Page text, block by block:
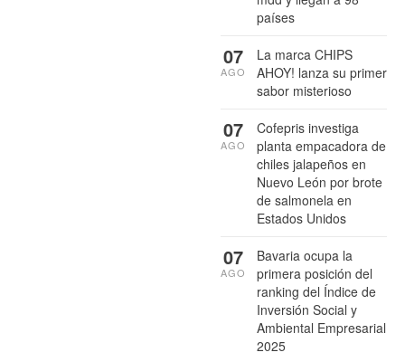
países
La marca CHIPS
AHOY! lanza su primer
sabor misterioso
07
AGO
Cofepris investiga
planta empacadora de
chiles jalapeños en
Nuevo León por brote
de salmonela en
Estados Unidos
07
AGO
Bavaria ocupa la
primera posición del
ranking del Índice de
Inversión Social y
Ambiental Empresarial
2025
07
AGO